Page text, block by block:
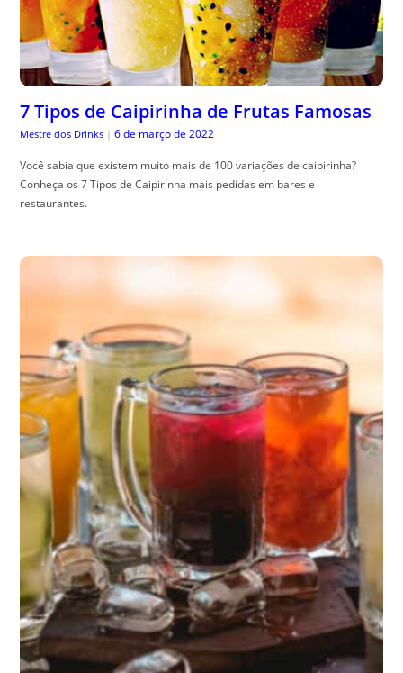
7 Tipos de Caipirinha de Frutas Famosas
Mestre dos Drinks | 6 de março de 2022
Você sabia que existem muito mais de 100 variações de caipirinha?
Conheça os 7 Tipos de Caipirinha mais pedidas em bares e
restaurantes.